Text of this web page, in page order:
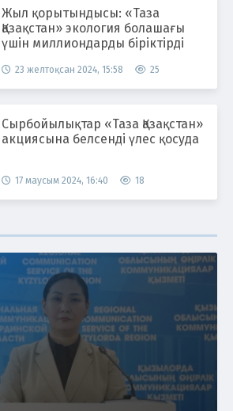
Жыл қорытындысы: «Таза
Қазақстан» экология болашағы
үшін миллиондарды біріктірді
23 желтоқсан 2024, 15:58 25
Сырбойылықтар «Таза Қазақстан»
акциясына белсенді үлес қосуда
17 маусым 2024, 16:40 18